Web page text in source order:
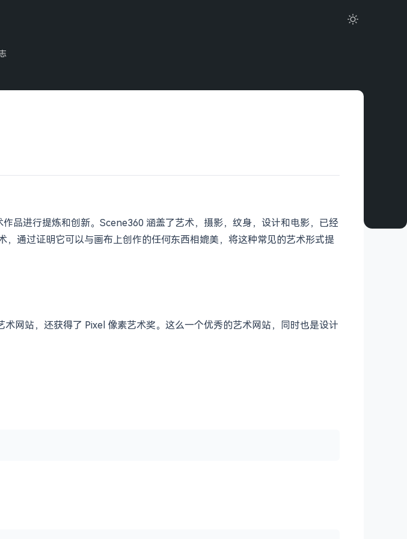
品进行提炼和创新。Scene360 涵盖了艺术，摄影，纹身，设计和电影，已经
通过证明它可以与画布上创作的任何东西相媲美，将这种常见的艺术形式提
网站，还获得了 Pixel 像素艺术奖。这么一个优秀的艺术网站，同时也是设计